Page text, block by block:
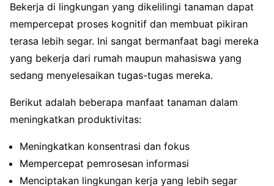
Bekerja di lingkungan yang dikelilingi tanaman dapat
mempercepat proses kognitif dan membuat pikiran
terasa lebih segar. Ini sangat bermanfaat bagi mereka
yang bekerja dari rumah maupun mahasiswa yang
sedang menyelesaikan tugas-tugas mereka.
Berikut adalah beberapa manfaat tanaman dalam
meningkatkan produktivitas:
Meningkatkan konsentrasi dan fokus
Mempercepat pemrosesan informasi
Menciptakan lingkungan kerja yang lebih segar